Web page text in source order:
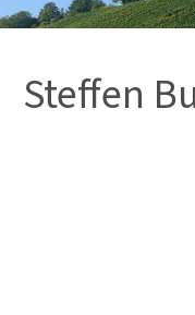
Steffen